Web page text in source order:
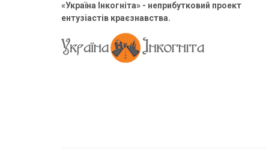
«Україна Інкогніта» - неприбутковий проект
ентузіастів краєзнавства.